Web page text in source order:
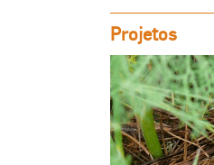
Projetos